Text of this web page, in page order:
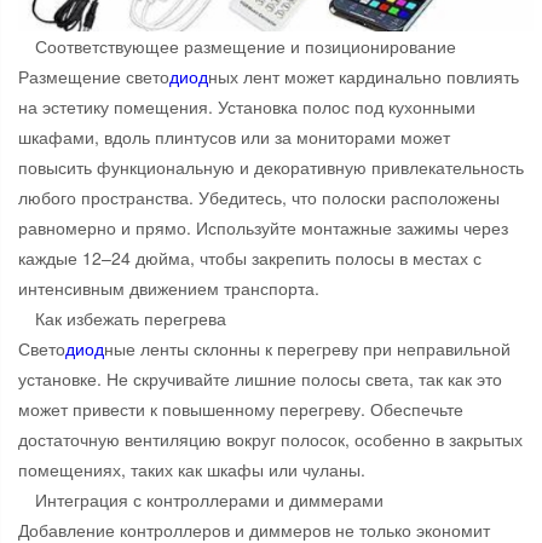
Соответствующее размещение и позиционирование
Размещение светодиодных лент может кардинально повлиять
на эстетику помещения. Установка полос под кухонными
шкафами, вдоль плинтусов или за мониторами может
повысить функциональную и декоративную привлекательность
любого пространства. Убедитесь, что полоски расположены
равномерно и прямо. Используйте монтажные зажимы через
каждые 12–24 дюйма, чтобы закрепить полосы в местах с
интенсивным движением транспорта.
Как избежать перегрева
Светодиодные ленты склонны к перегреву при неправильной
установке. Не скручивайте лишние полосы света, так как это
может привести к повышенному перегреву. Обеспечьте
достаточную вентиляцию вокруг полосок, особенно в закрытых
помещениях, таких как шкафы или чуланы.
Интеграция с контроллерами и диммерами
Добавление контроллеров и диммеров не только экономит